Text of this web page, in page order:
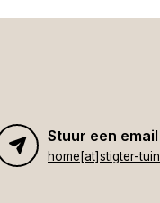
Stuur een email